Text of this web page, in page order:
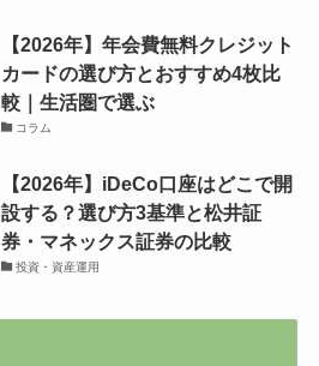
【2026年】年会費無料クレジット
カードの選び方とおすすめ4枚比
較｜生活圏で選ぶ
コラム
【2026年】iDeCo口座はどこで開
設する？選び方3基準と松井証
券・マネックス証券の比較
投資・資産運用